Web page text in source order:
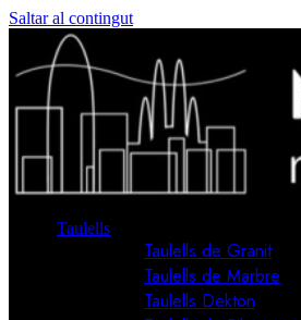
Saltar al contingut
Taulells
Taulells de Granit
Taulells de Marbre
Taulells Dekton